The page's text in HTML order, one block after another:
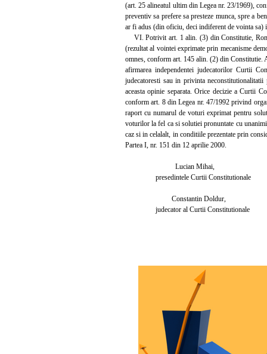
(art. 25 alineatul ultim din Legea nr. 23/1969),
preventiv sa prefere sa presteze munca, spre a
ar fi adus (din oficiu, deci indiferent de vointa sa)
VI. Potrivit art. 1 alin. (3) din Constitutie,
(rezultat al vointei exprimate prin mecanisme
omnes, conform art. 145 alin. (2) din Constitutie.
afirmarea independentei judecatorilor Curtii
judecatoresti sau in privinta
aceasta opinie separata. Orice decizie a Curtii
conform art. 8 din Legea nr. 47/1992 privind
raport cu numarul de voturi exprimat pentru
voturilor la fel ca si solutiei pronuntate cu
caz si in celalalt, in conditiile prezentate prin
Partea I, nr. 151 din 12 aprilie 2000.
Lucian Mihai,
presedintele Curtii Constitutionale
Constantin Doldur,
judecator al Curtii Constitutionale